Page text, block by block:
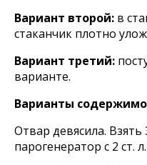
Вариант второй: в
стаканчик плотно
Вариант третий:
варианте.
Варианты
Отвар девясила.
парогенератор с 2 ст.